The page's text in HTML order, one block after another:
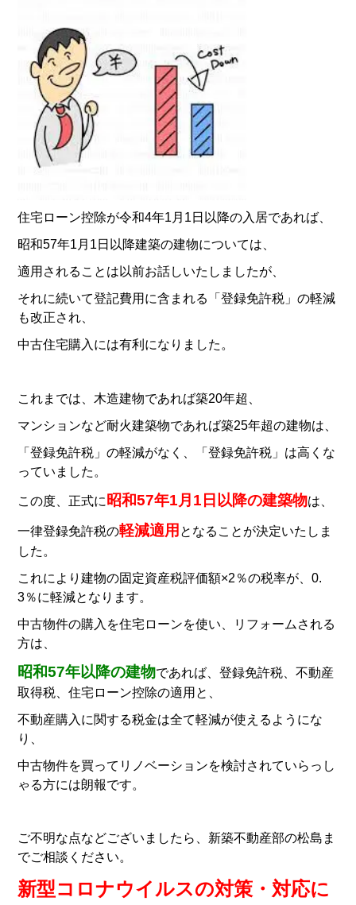
住宅ローン控除が令和4年1月1日以降の入居であれば、
昭和57年1月1日以降建築の建物については、
適用されることは以前お話しいたしましたが、
それに続いて登記費用に含まれる「登録免許税」の軽減
も改正され、
中古住宅購入には有利になりました。
これまでは、 木造建物であれば築20年超、
マンションなど耐火建築物であれば築25年超の建物は、
「登録免許税」の軽減がなく、「登録免許税」は高くな
っていました。
この度、正式に 昭和57年1月1日以降の建築物は、
一律登録免許税の軽減適用 となることが決定いたしま
した。
これにより建物の固定資産税評価額×2％の税率が、0.
3％に軽減となります。
中古物件の購入を住宅ローンを使い、リフォームされる
方は、
昭和57年以降の建物であれば、登録免許税、不動産
取得税、住宅ローン控除の適用と、
不動産購入に関する税金は全て軽減が使えるようにな
り、
中古物件を買ってリノベーションを検討されていらっし
ゃる方には朗報です。
ご不明な点などございましたら、新築不動産部の松島ま
でご相談ください。
新型コロナウイルスの対策・対応に